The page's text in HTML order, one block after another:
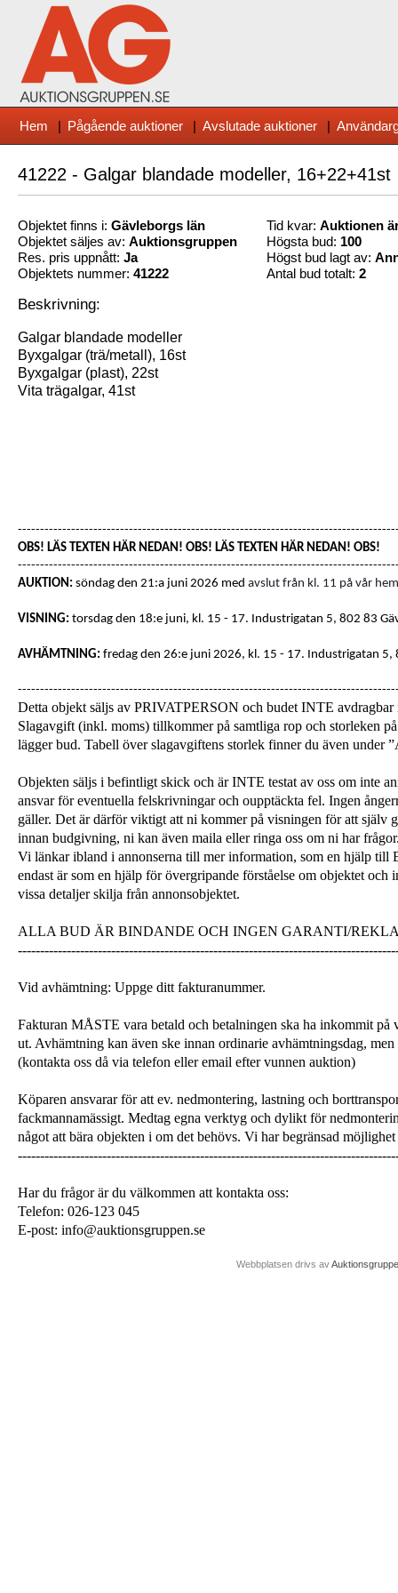
Hem | Pågående auktioner | Avslutade auktioner |
41222 - Galgar blandade modeller, 16+22+41st
Objektet finns i: Gävleborgs län
Objektet säljes av: Auktionsgruppen
Res. pris uppnått: Ja
Objektets nummer: 41222
Tid kvar: Auktionen
Högsta bud: 100
Högst bud lagt av:
Antal bud totalt: 2
Beskrivning:
Galgar blandade modeller
Byxgalgar (trä/metall), 16st
Byxgalgar (plast), 22st
Vita trägalgar, 41st
OBS! LÄS TEXTEN HÄR NEDAN! OBS! LÄS TEXTEN HÄR NEDAN! OBS!
AUKTION: söndag den 21:a juni 2026 med avslut från kl. 11 på vår
VISNING: torsdag den 18:e juni, kl. 15 - 17. Industrigatan 5, 802 83
AVHÄMTNING: fredag den 26:e juni 2026, kl. 15 - 17. Industrigatan 5,
Detta objekt säljs av PRIVATPERSON och budet INTE
Slagavgift (inkl. moms) tillkommer på samtliga rop och storleken
lägger bud. Tabell över slagavgiftens storlek finner du även under
Objekten säljs i befintligt skick och är INTE testat av oss om inte
ansvar för eventuella felskrivningar och oupptäckta fel. Ingen
gäller. Det är därför viktigt att ni kommer på visningen för att själv
innan budgivning, ni kan även maila eller ringa oss om ni har
Vi länkar ibland i annonserna till mer information, som en hjälp till
endast är som en hjälp för övergripande förståelse om objektet
vissa detaljer skilja från annonsobjektet.
ALLA BUD ÄR BINDANDE OCH INGEN GARANTI/
Vid avhämtning: Uppge ditt fakturanummer.
Fakturan MÅSTE vara betald och betalningen ska ha inkommit på
ut. Avhämtning kan även ske innan ordinarie avhämtningsdag,
(kontakta oss då via telefon eller email efter vunnen auktion)
Köparen ansvarar för att ev. nedmontering, lastning och
fackmannamässigt. Medtag egna verktyg och dylikt för
något att bära objekten i om det behövs. Vi har begränsad
Har du frågor är du välkommen att kontakta oss:
Telefon: 026-123 045
E-post: info@auktionsgruppen.se
Webbplatsen drivs av